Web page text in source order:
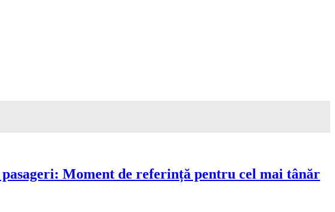
Moment de referință pentru cel mai tânăr